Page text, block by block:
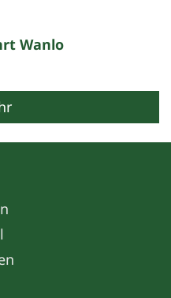
Wanlo